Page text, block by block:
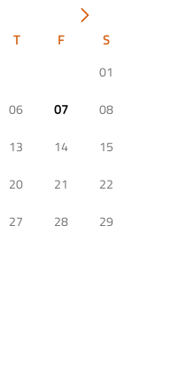
T F
S
01
06 07
08
13 14
15
20 21
22
27 28
29